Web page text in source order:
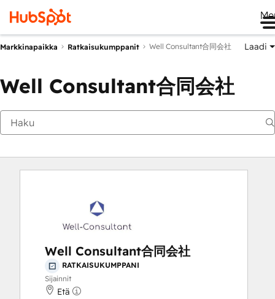
Markkinapaikka Ratkaisukumppanit Well Consultant合同会社 Laadi
Well Consultant合同会社
Well Consultant合同会社
RATKAISUKUMPPANI
Sijainnit
Etä